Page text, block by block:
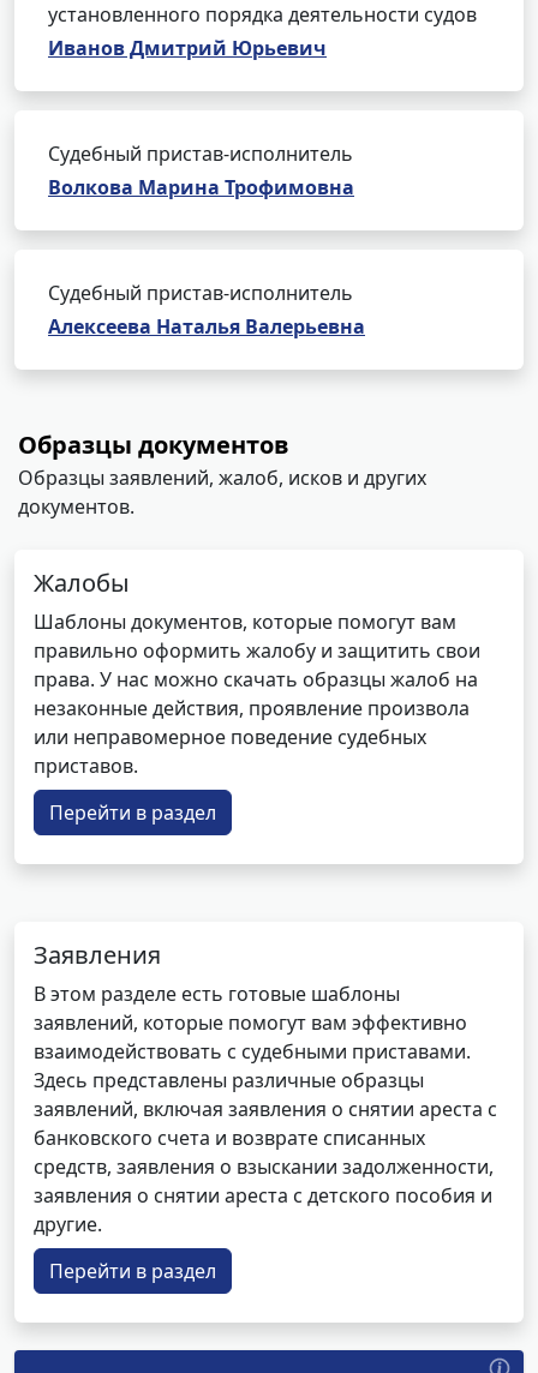
установленного порядка деятельности судов
Иванов Дмитрий Юрьевич
Судебный пристав-исполнитель
Волкова Марина Трофимовна
Судебный пристав-исполнитель
Алексеева Наталья Валерьевна
Образцы документов
Образцы заявлений, жалоб, исков и других
документов.
Жалобы
Шаблоны документов, которые помогут вам
правильно оформить жалобу и защитить свои
права. У нас можно скачать образцы жалоб на
незаконные действия, проявление произвола
или неправомерное поведение судебных
приставов.
Перейти в раздел
Заявления
В этом разделе есть готовые шаблоны
заявлений, которые помогут вам эффективно
взаимодействовать с судебными приставами.
Здесь представлены различные образцы
заявлений, включая заявления о снятии ареста с
банковского счета и возврате списанных
средств, заявления о взыскании задолженности,
заявления о снятии ареста с детского пособия и
другие.
Перейти в раздел